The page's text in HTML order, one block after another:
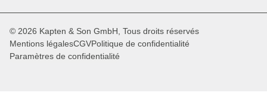
© 2026 Kapten & Son GmbH, Tous droits réservés
Mentions légalesCGVPolitique de confidentialité
Paramètres de confidentialité